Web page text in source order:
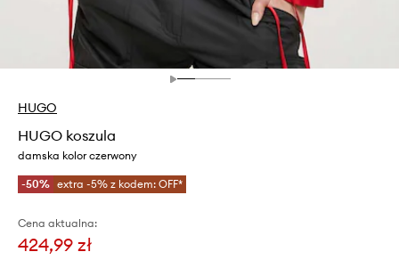
HUGO
HUGO koszula
damska kolor czerwony
-50% extra -5% z kodem: OFF*
Cena aktualna:
424,99 zł